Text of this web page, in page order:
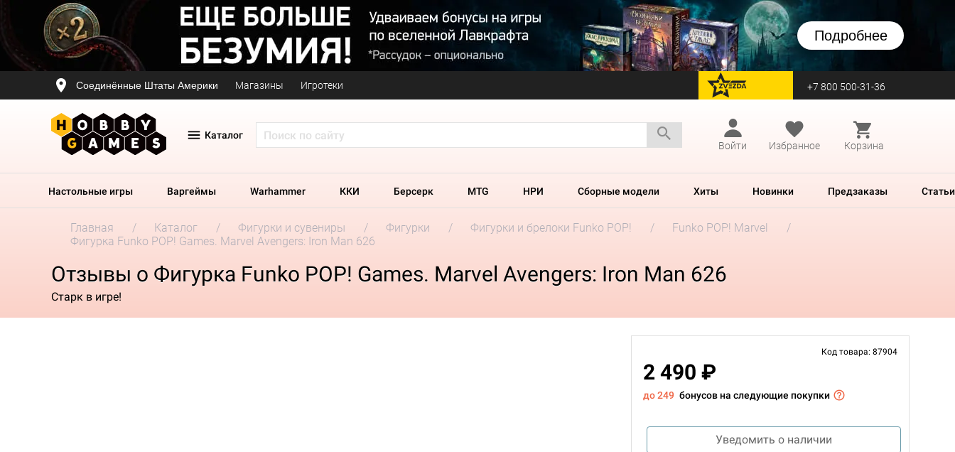
Подробнее
Соединённые Штаты Америки Магазины Игротеки перейти на Zvezda +7 800 500-31-36
Каталог
Войти
Избранное Корзина
Настольные игры Варгеймы Warhammer ККИ Берсерк MTG НРИ Сборные модели Хиты Новинки Предзаказы Статьи
Главная Каталог Фигурки и сувениры Фигурки Фигурки и брелоки Funko POP!
Funko POP! Marvel
Фигурка Funko POP! Games. Marvel Avengers: Iron Man 626
Отзывы о Фигурка Funko POP! Games. Marvel Avengers: Iron Man 626
Старк в игре!
Код товара: 87904
2 490 ₽
до 249 бонусов на следующие покупки
Уведомить о наличии